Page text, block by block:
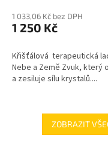
1 033,06 Kč bez DPH
1 250 Kč
Křišťálová terapeutická
Nebe a Země Zvuk, který
a zesiluje sílu krystalů....
ZOBRAZIT